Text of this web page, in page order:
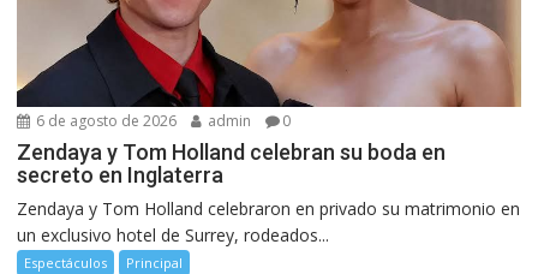
6 de agosto de 2026 admin 0
Zendaya y Tom Holland celebran su boda en
secreto en Inglaterra
Zendaya y Tom Holland celebraron en privado su matrimonio en
un exclusivo hotel de Surrey, rodeados...
Espectáculos Principal